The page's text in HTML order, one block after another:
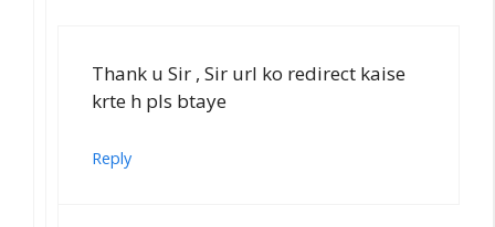
Thank u Sir , Sir url ko redirect kaise
krte h pls btaye
Reply